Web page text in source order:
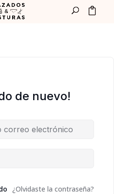
de nuevo!
¿Olvidaste la contraseña?